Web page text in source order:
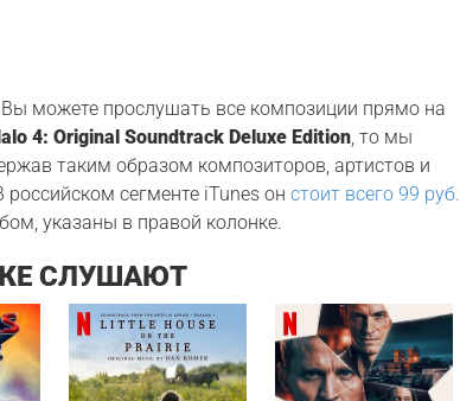
Вы можете прослушать все композиции прямо на
4: Original Soundtrack Deluxe Edition, то мы
таким образом композиторов, артистов и
российском сегменте iTunes онстоит всего 99 руб.
указаны в правой колонке.
СЛУШАЮТ